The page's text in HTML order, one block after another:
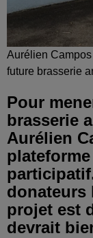
Aurélien
future brasserie
Pour
brasserie
Aurélien
donateurs
projet est
devrait